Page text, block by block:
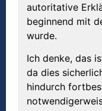
autoritative
beginnend mit
wurde.
Ich denke, das
da dies
hindurch